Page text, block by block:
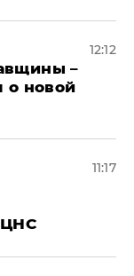
–
о новой
12:12
ЦНС
11:17